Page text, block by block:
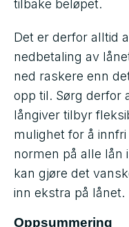
tilbake beløpet.
Det er derfor alltid
nedbetaling av
ned raskere enn
opp til. Sørg derfor
långiver tilbyr
mulighet for å
normen på alle lån
kan gjøre det
inn ekstra på lånet.
Oppsummering